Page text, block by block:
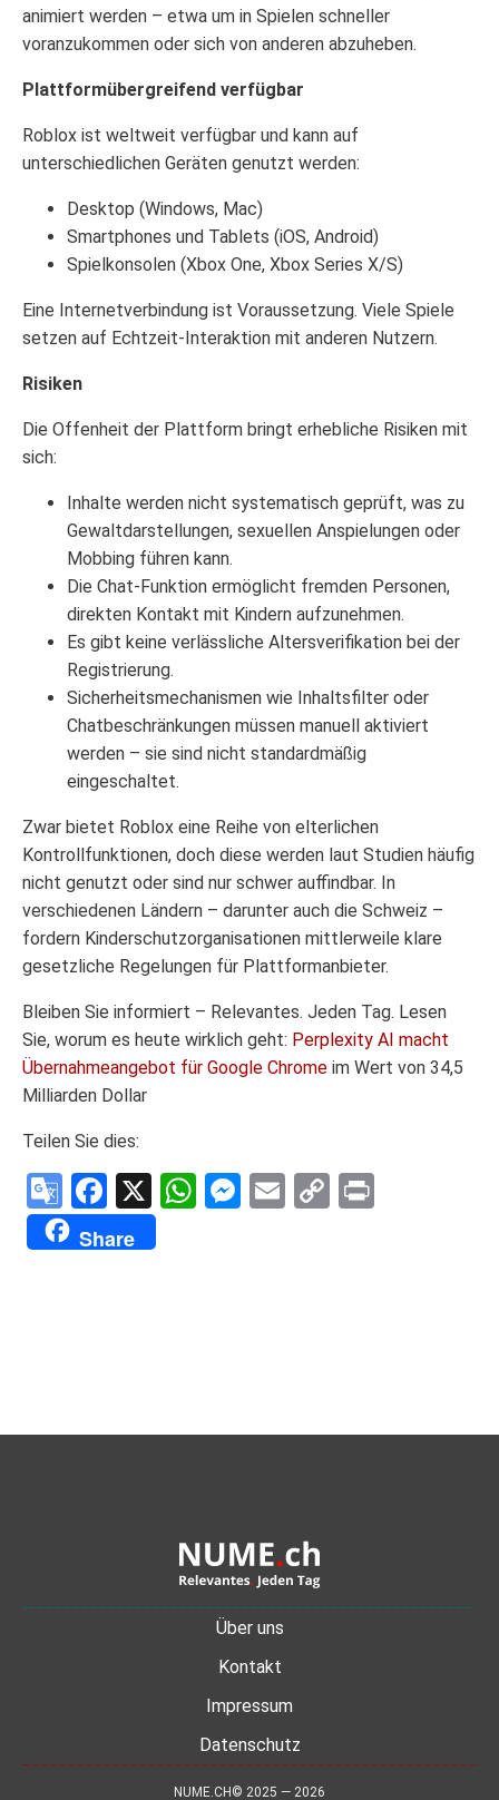
animiert werden – etwa um in Spielen schneller
voranzukommen oder sich von anderen abzuheben.
Plattformübergreifend verfügbar
Roblox ist weltweit verfügbar und kann auf
unterschiedlichen Geräten genutzt werden:
Desktop (Windows, Mac)
Smartphones und Tablets (iOS, Android)
Spielkonsolen (Xbox One, Xbox Series X/S)
Eine Internetverbindung ist Voraussetzung. Viele Spiele
setzen auf Echtzeit-Interaktion mit anderen Nutzern.
Risiken
Die Offenheit der Plattform bringt erhebliche Risiken mit
sich:
Inhalte werden nicht systematisch geprüft, was zu
Gewaltdarstellungen, sexuellen Anspielungen oder
Mobbing führen kann.
Die Chat-Funktion ermöglicht fremden Personen,
direkten Kontakt mit Kindern aufzunehmen.
Es gibt keine verlässliche Altersverifikation bei der
Registrierung.
Sicherheitsmechanismen wie Inhaltsfilter oder
Chatbeschränkungen müssen manuell aktiviert
werden – sie sind nicht standardmäßig
eingeschaltet.
Zwar bietet Roblox eine Reihe von elterlichen
Kontrollfunktionen, doch diese werden laut Studien häufig
nicht genutzt oder sind nur schwer auffindbar. In
verschiedenen Ländern – darunter auch die Schweiz –
fordern Kinderschutzorganisationen mittlerweile klare
gesetzliche Regelungen für Plattformanbieter.
Bleiben Sie informiert – Relevantes. Jeden Tag. Lesen
Sie, worum es heute wirklich geht: Perplexity AI macht
Übernahmeangebot für Google Chrome im Wert von 34,5
Milliarden Dollar
Teilen Sie dies:
Google
Translate
Facebook
X WhatsApp
Messenger
Email
Copy
Share
Über uns
Kontakt
Impressum
Datenschutz
NUME.CH© 2025 — 2026